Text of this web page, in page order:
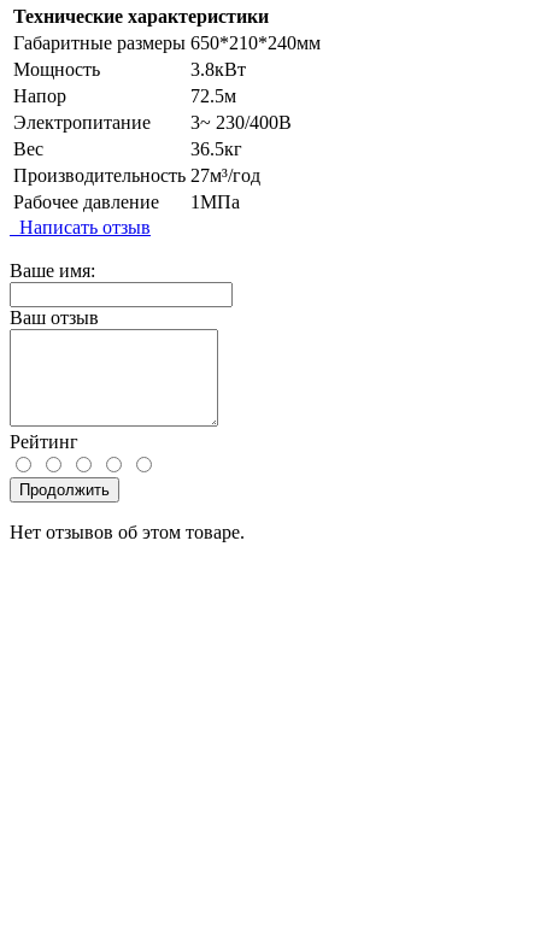
Технические характеристики
Габаритные размеры 650*210*240мм
Мощность
3.8кВт
Напор
72.5м
Электропитание
3~ 230/400В
Вес
36.5кг
Производительность 27м³/год
Рабочее давление
1МПа
Написать отзыв
Ваше имя:
Ваш отзыв
Рейтинг
Продолжить
Нет отзывов об этом товаре.